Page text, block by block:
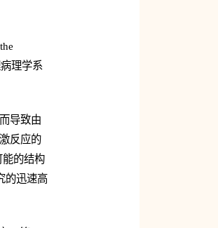
理学系
导致由
反应的
的结构
的迅速高